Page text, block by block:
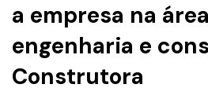
a empresa na
engenharia e
Construtora